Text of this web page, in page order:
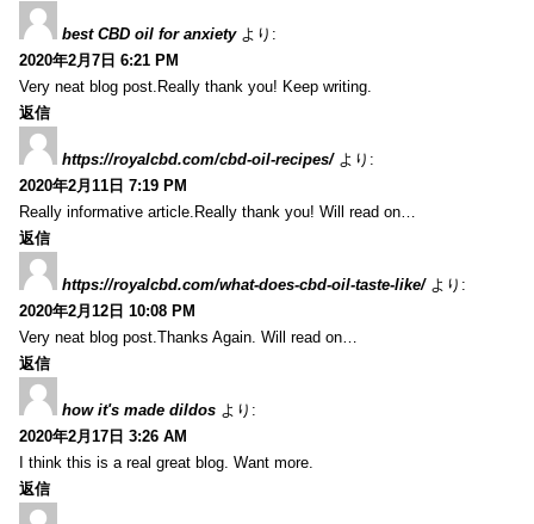
best CBD oil for anxiety より:
2020年2月7日 6:21 PM
Very neat blog post.Really thank you! Keep writing.
返信
https://royalcbd.com/cbd-oil-recipes/ より:
2020年2月11日 7:19 PM
Really informative article.Really thank you! Will read on…
返信
https://royalcbd.com/what-does-cbd-oil-taste-like/ より:
2020年2月12日 10:08 PM
Very neat blog post.Thanks Again. Will read on…
返信
how it's made dildos より:
2020年2月17日 3:26 AM
I think this is a real great blog. Want more.
返信